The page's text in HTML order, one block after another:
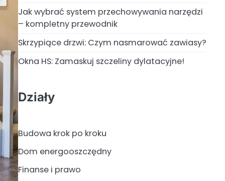
Jak wybrać system przechowywania narzędzi
– kompletny przewodnik
Skrzypiące drzwi: Czym nasmarować zawiasy?
Okna HS: Zamaskuj szczeliny dylatacyjne!
Działy
Budowa krok po kroku
Dom energooszczędny
Finanse i prawo